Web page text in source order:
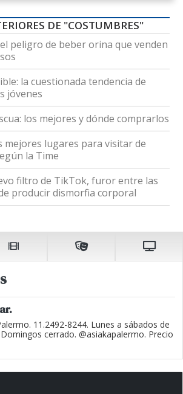
DE "COSTUMBRES"
peligro de beber orina que venden
la cuestionada tendencia de
jóvenes
los mejores y dónde comprarlos
mejores lugares para visitar de
la Time
filtro de TikTok, furor entre las
producir dismorfia corporal
11.2492-8244. Lunes a sábados de
cerrado. @asiakapalermo. Precio